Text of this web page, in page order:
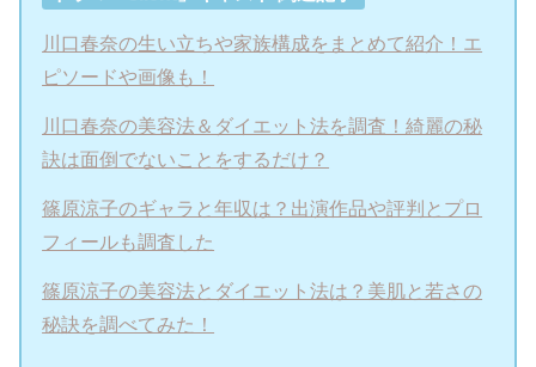
川口春奈の生い立ちや家族構成をまとめて紹介！エ
ピソードや画像も！
川口春奈の美容法＆ダイエット法を調査！綺麗の秘
訣は面倒でないことをするだけ？
篠原涼子のギャラと年収は？出演作品や評判とプロ
フィールも調査した
篠原涼子の美容法とダイエット法は？美肌と若さの
秘訣を調べてみた！